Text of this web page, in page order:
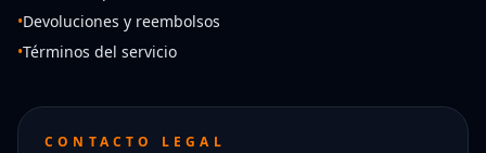
•Devoluciones y reembolsos
•Términos del servicio
CONTACTO LEGAL